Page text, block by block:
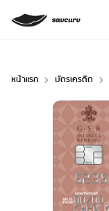
หน้าแรก บัตรเครดิต